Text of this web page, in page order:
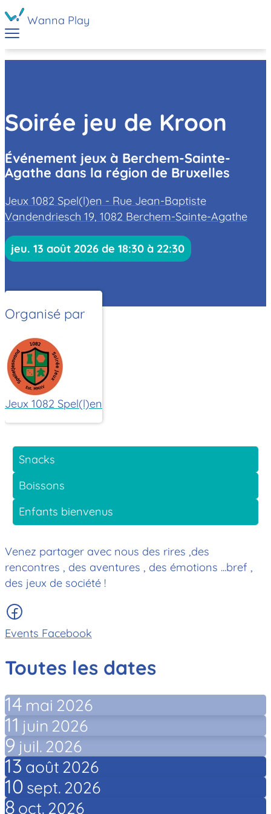
Wanna Play
Soirée jeu de Kroon
Événement jeux à Berchem-Sainte-
Agathe dans la région de Bruxelles
Jeux 1082 Spel(l)en - Rue Jean-Baptiste
Vandendriesch 19, 1082 Berchem-Sainte-Agathe
jeu. 13 août 2026 de 18:30 à 22:30
Organisé par
Jeux 1082 Spel(l)en
Snacks
Boissons
Enfants bienvenus
Venez partager avec nous des rires ,des
rencontres , des aventures , des émotions ...bref ,
des jeux de société !
Events Facebook
Toutes les dates
14 mai 2026
11 juin 2026
9 juil. 2026
13 août 2026
10 sept. 2026
8 oct. 2026